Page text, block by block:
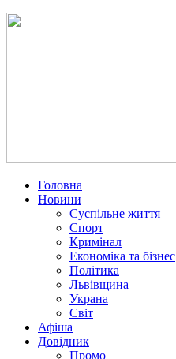
Головна
Новини
Суспільне життя
Спорт
Кримінал
Економіка та бізнес
Політика
Львівщина
Украна
Світ
Афіша
Довідник
Промо